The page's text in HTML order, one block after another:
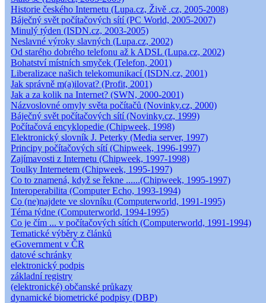
Historie českého Internetu (Lupa.cz, Živě .cz, 2005-2008)
Báječný svět počítačových sítí (PC World, 2005-2007)
Minulý týden (ISDN.cz, 2003-2005)
Neslavné výroky slavných (Lupa.cz, 2002)
Od starého dobrého telefonu až k ADSL (Lupa.cz, 2002)
Bohatství místních smyček (Telefon, 2001)
Liberalizace našich telekomunikací (ISDN.cz, 2001)
Jak správně m(a)ilovat? (Profit, 2001)
Jak a za kolik na Internet? (SWN, 2000-2001)
Názvoslovné omyly světa počítačů (Novinky.cz, 2000)
Báječný svět počítačových sítí (Novinky.cz, 1999)
Počítačová encyklopedie (Chipweek, 1998)
Elektronický slovník J. Peterky (Media server, 1997)
Principy počítačových sítí (Chipweek, 1996-1997)
Zajímavosti z Internetu (Chipweek, 1997-1998)
Toulky Internetem (Chipweek, 1995-1997)
Co to znamená, když se řekne ......(Chipweek, 1995-1997)
Interoperabilita (Computer Echo, 1993-1994)
Co (ne)najdete ve slovníku (Computerworld, 1991-1995)
Téma týdne (Computerworld, 1994-1995)
Co je čím ... v počítačových sítích (Computerworld, 1991-1994)
Tematické výběry z článků
eGovernment v ČR
datové schránky
elektronický podpis
základní registry
(elektronické) občanské průkazy
dynamické biometrické podpisy (DBP)